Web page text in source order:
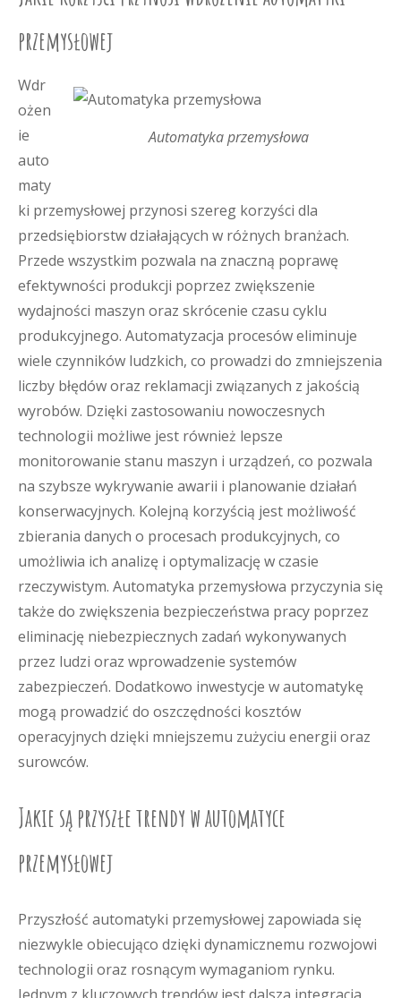
przemysłowej
Automatyka przemysłowa
Wdr
ożen
ie
auto
maty
ki przemysłowej przynosi szereg korzyści dla
przedsiębiorstw działających w różnych branżach.
Przede wszystkim pozwala na znaczną poprawę
efektywności produkcji poprzez zwiększenie
wydajności maszyn oraz skrócenie czasu cyklu
produkcyjnego. Automatyzacja procesów eliminuje
wiele czynników ludzkich, co prowadzi do zmniejszenia
liczby błędów oraz reklamacji związanych z jakością
wyrobów. Dzięki zastosowaniu nowoczesnych
technologii możliwe jest również lepsze
monitorowanie stanu maszyn i urządzeń, co pozwala
na szybsze wykrywanie awarii i planowanie działań
konserwacyjnych. Kolejną korzyścią jest możliwość
zbierania danych o procesach produkcyjnych, co
umożliwia ich analizę i optymalizację w czasie
rzeczywistym. Automatyka przemysłowa przyczynia się
także do zwiększenia bezpieczeństwa pracy poprzez
eliminację niebezpiecznych zadań wykonywanych
przez ludzi oraz wprowadzenie systemów
zabezpieczeń. Dodatkowo inwestycje w automatykę
mogą prowadzić do oszczędności kosztów
operacyjnych dzięki mniejszemu zużyciu energii oraz
surowców.
Jakie są przyszłe trendy w automatyce
przemysłowej
Przyszłość automatyki przemysłowej zapowiada się
niezwykle obiecująco dzięki dynamicznemu rozwojowi
technologii oraz rosnącym wymaganiom rynku.